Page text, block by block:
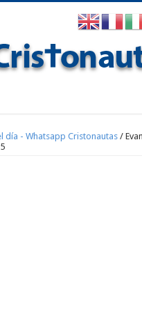
día - Whatsapp Cristonautas /